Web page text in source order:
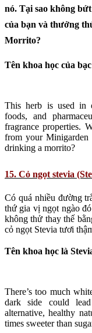
nó. Tại sao không
của bạn và thưởng
Morrito?
Tên khoa học của
This herb is used in
foods, and
fragrance properties.
from your Minigarden
drinking a morrito?
15. Cỏ ngọt stevia
Có quá nhiều đường
thứ gia vị ngọt ngào
không thử thay thế
cỏ ngọt Stevia tươi
Tên khoa học là
There’s too much
dark side could
alternative, healthy
times sweeter than